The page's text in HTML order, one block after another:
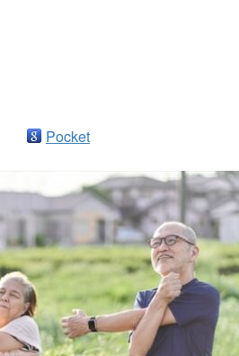
Pocket